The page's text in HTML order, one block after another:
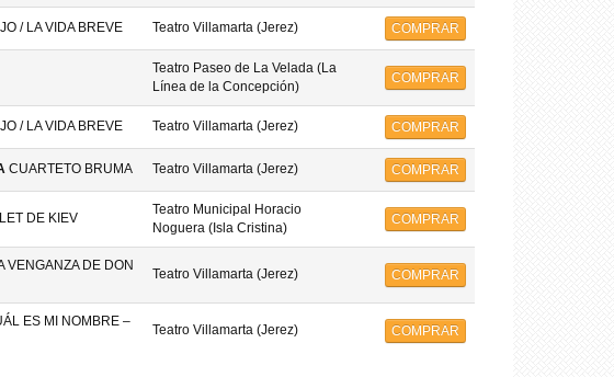
/ LA VIDA BREVE Teatro Villamarta (Jerez) COMPRAR
Teatro Paseo de La Velada (La
Línea de la Concepción)
COMPRAR
/ LA VIDA BREVE Teatro Villamarta (Jerez) COMPRAR
CUARTETO BRUMA Teatro Villamarta (Jerez) COMPRAR
DE KIEV
Teatro Municipal Horacio
Noguera (Isla Cristina)
COMPRAR
VENGANZA DE DON
Teatro Villamarta (Jerez) COMPRAR
ES MI NOMBRE –
Teatro Villamarta (Jerez) COMPRAR